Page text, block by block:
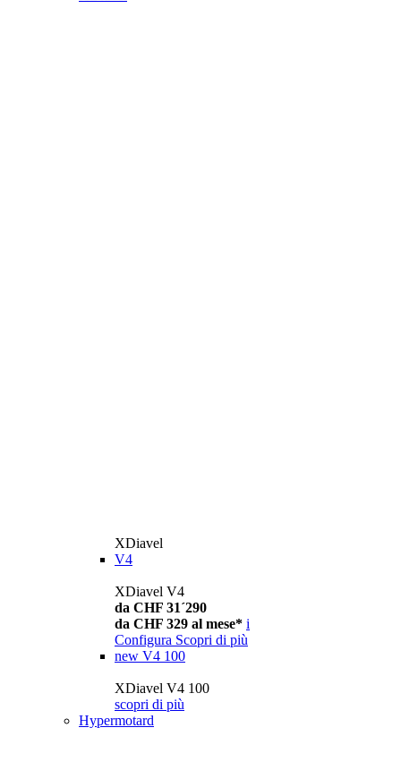
XDiavel
V4
XDiavel V4
da CHF 31´290
da CHF 329 al mese* i
Configura Scopri di più
new V4 100
XDiavel V4 100
scopri di più
Hypermotard